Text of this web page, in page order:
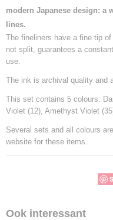
modern Japanese design: a
lines.
The fineliners have a fine tip
not split, guarantees a
use.
The ink is archival quality and
This set contains 5 colours:
Violet (12), Amethyst Violet
Several sets and all colours
website for these items.
Ook interessant